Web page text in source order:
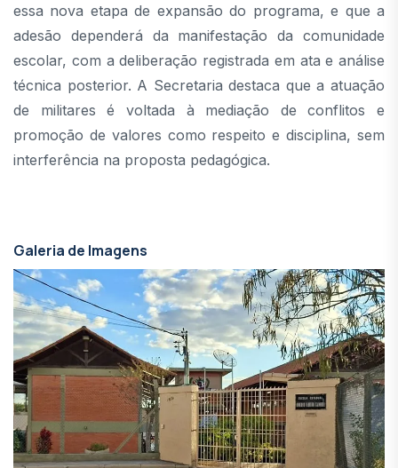
essa nova etapa de expansão do programa, e que a
adesão dependerá da manifestação da comunidade
escolar, com a deliberação registrada em ata e análise
técnica posterior. A Secretaria destaca que a atuação
de militares é voltada à mediação de conflitos e
promoção de valores como respeito e disciplina, sem
interferência na proposta pedagógica.
Galeria de Imagens